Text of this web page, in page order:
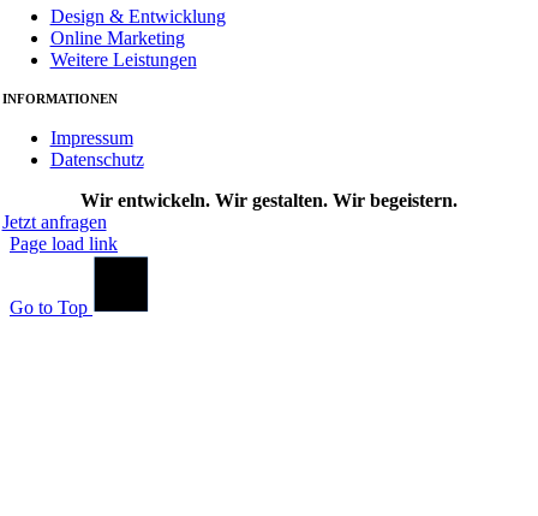
Design & Entwicklung
Online Marketing
Weitere Leistungen
INFORMATIONEN
Impressum
Datenschutz
Wir entwickeln. Wir gestalten. Wir begeistern.
Jetzt anfragen
Page load link
Go to Top